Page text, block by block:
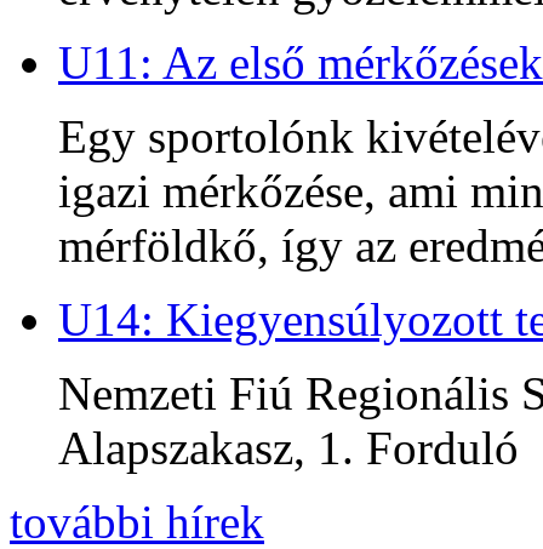
U11: Az első mérkőzések
Egy sportolónk
igazi mérkőzése, ami
mérföldkő, így az
U14: Kiegyensúlyozott
Nemzeti Fiú Regionális
Alapszakasz, 1. Forduló
további hírek